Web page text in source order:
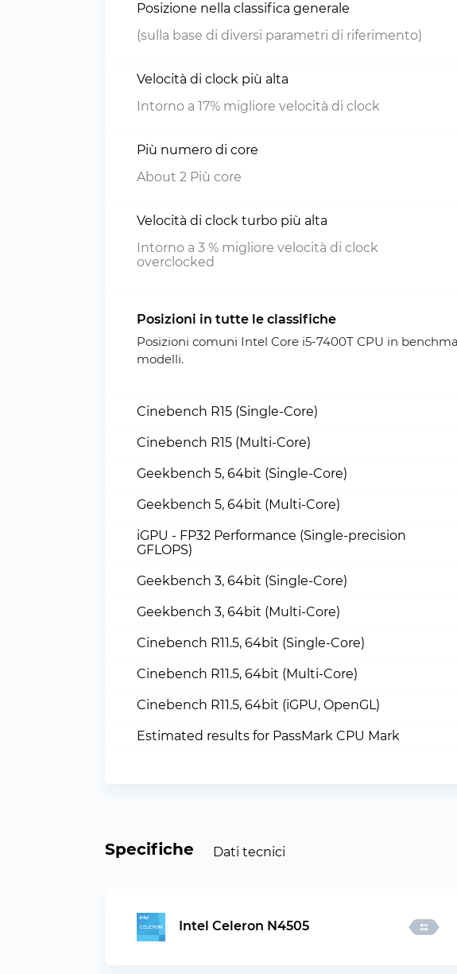
Posizione nella classifica generale
(sulla base di diversi parametri di riferimento)
Velocità di clock più alta
Intorno a 17% migliore velocità di clock
Più numero di core
About 2 Più core
Velocità di clock turbo più alta
Intorno a 3 % migliore velocità di clock
overclocked
Posizioni in tutte le classifiche
Posizioni comuni Intel Core i5-7400T CPU in
modelli.
Cinebench R15 (Single-Core)
Cinebench R15 (Multi-Core)
Geekbench 5, 64bit (Single-Core)
Geekbench 5, 64bit (Multi-Core)
iGPU - FP32 Performance (Single-precision
GFLOPS)
Geekbench 3, 64bit (Single-Core)
Geekbench 3, 64bit (Multi-Core)
Cinebench R11.5, 64bit (Single-Core)
Cinebench R11.5, 64bit (Multi-Core)
Cinebench R11.5, 64bit (iGPU, OpenGL)
Estimated results for PassMark CPU Mark
Specifiche Dati tecnici
Intel Celeron N4505